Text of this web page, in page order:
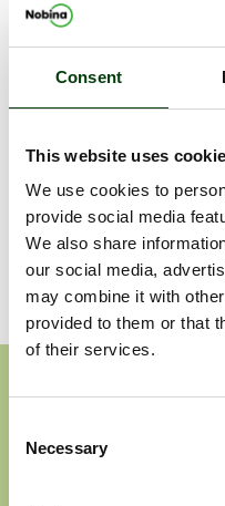
Consent
This website uses
We use cookies to
provide social media
We also share
our social media,
may combine it with
provided to them or that
of their services.
Selection
Necessary
det möjligt att stärka vårt
Simola, vd Nobina Finland.
Dokument
Nobina fortsätter att
nytt avtal